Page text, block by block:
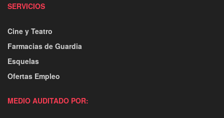
SERVICIOS
Cine y Teatro
Farmacias de Guardia
Esquelas
Ofertas Empleo
MEDIO AUDITADO POR: